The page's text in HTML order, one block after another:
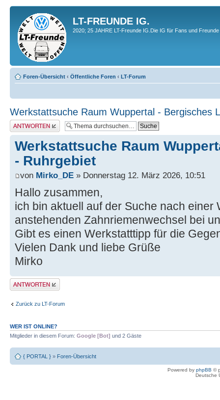
LT-FREUNDE IG.
2020; 25 JAHRE LT-Freunde IG.Die IG für Fans und
Foren-Übersicht ‹ Öffentliche Foren ‹ LT-Forum
Werkstattsuche Raum Wuppertal - Bergisches
Antwort erstellen
Werkstattsuche Raum
- Ruhrgebiet
von Mirko_DE » Donnerstag 12. März 2026, 10:51
Hallo zusammen,
ich bin aktuell auf der Suche nach einer
anstehenden Zahnriemenwechsel bei
Gibt es einen Werkstatttipp für die
Vielen Dank und liebe Grüße
Mirko
Antwort erstellen
Zurück zu LT-Forum
WER IST ONLINE?
Mitglieder in diesem Forum: Google [Bot] und 2 Gäste
{ PORTAL } » Foren-Übersicht
Powered by phpBB ©
Deutsche